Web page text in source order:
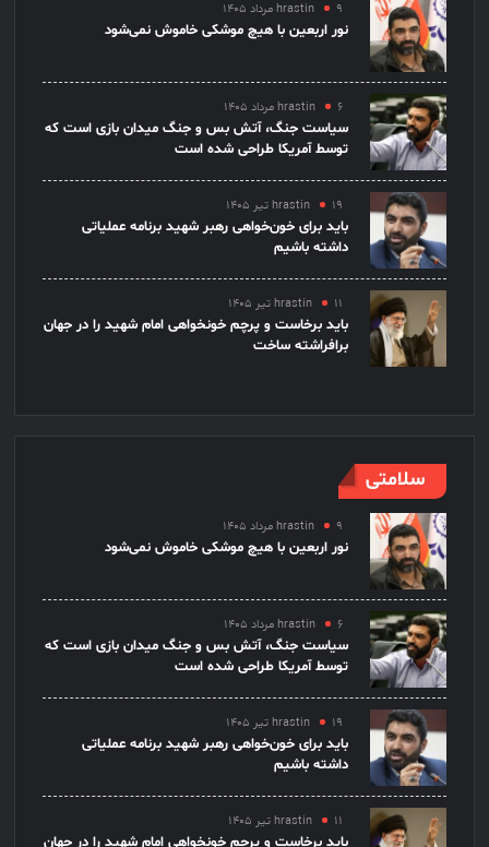
hrastin ۹ مرداد ۱۴۰۵
نور اربعین با هیچ موشکی خاموش نمی‌شود
hrastin ۶ مرداد ۱۴۰۵
سیاست جنگ، آتش بس و جنگ میدان بازی است که
توسط آمریکا طراحی شده است
hrastin ۱۹ تیر ۱۴۰۵
باید برای خون‌خواهی رهبر شهید برنامه عملیاتی
داشته باشیم
hrastin ۱۱ تیر ۱۴۰۵
باید برخاست و پرچم خونخواهی امام شهید را در جهان
برافراشته ساخت
سلامتی
hrastin ۹ مرداد ۱۴۰۵
نور اربعین با هیچ موشکی خاموش نمی‌شود
hrastin ۶ مرداد ۱۴۰۵
سیاست جنگ، آتش بس و جنگ میدان بازی است که
توسط آمریکا طراحی شده است
hrastin ۱۹ تیر ۱۴۰۵
باید برای خون‌خواهی رهبر شهید برنامه عملیاتی
داشته باشیم
hrastin ۱۱ تیر ۱۴۰۵
باید برخاست و پرچم خونخواهی امام شهید را در جهان